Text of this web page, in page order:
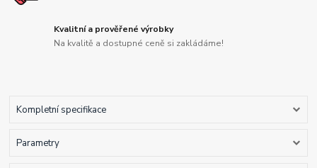
Kvalitní a prověřené výrobky
Na kvalitě a dostupné ceně si zakládáme!
Kompletní specifikace
Parametry